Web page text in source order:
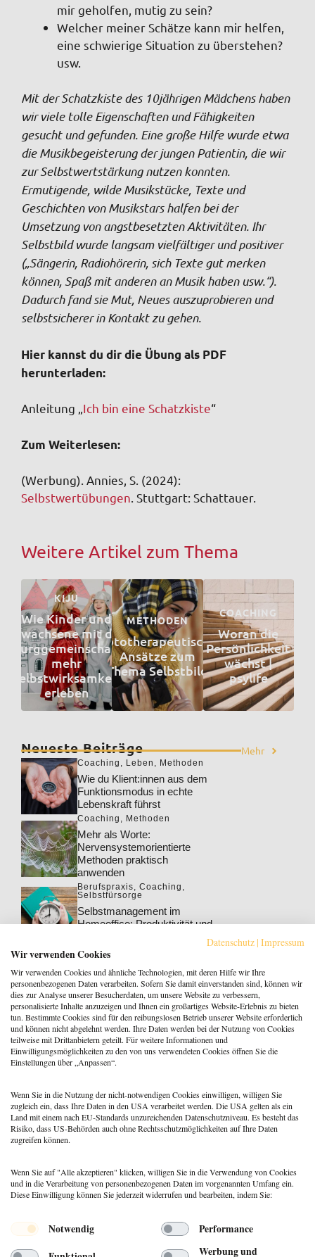
mir geholfen, mutig zu sein?
Welcher meiner Schätze kann mir helfen,
eine schwierige Situation zu überstehen?
usw.
Mit der Schatzkiste des 10jährigen Mädchens haben
wir viele tolle Eigenschaften und Fähigkeiten
gesucht und gefunden. Eine große Hilfe wurde etwa
die Musikbegeisterung der jungen Patientin, die wir
zur Selbstwertstärkung nutzen konnten.
Ermutigende, wilde Musikstücke, Texte und
Geschichten von Musikstars halfen bei der
Umsetzung von angstbesetzten Aktivitäten. Ihr
Selbstbild wurde langsam vielfältiger und positiver
(„Sängerin, Radiohörerin, sich Texte gut merken
können, Spaß mit anderen an Musik haben usw.“).
Dadurch fand sie Mut, Neues auszuprobieren und
selbstsicherer in Kontakt zu gehen.
Hier kannst du dir die Übung als PDF
herunterladen:
Anleitung „Ich bin eine Schatzkiste“
Zum Weiterlesen:
(Werbung). Annies, S. (2024):
Selbstwertübungen. Stuttgart: Schattauer.
Weitere Artikel zum Thema
KIJU
Wie Kinder und
Erwachsene mit der
„Burggemeinschaft“
mehr
Selbstwirksamkeit
erleben
METHODEN
Fototherapeutische
Ansätze zum
Thema Selbstbild
COACHING
Woran die
Persönlichkeit
wächst |
psylife
Neueste Beiträge Mehr
Coaching , Leben , Methoden
Wie du Klient:innen aus dem
Funktionsmodus in echte
Lebenskraft führst
Coaching , Methoden
Mehr als Worte:
Nervensystemorientierte
Methoden praktisch
anwenden
Berufspraxis, Coaching ,
Selbstfürsorge
Selbstmanagement im
Homeoffice: Produktivität und
Berufspraxis
Klarheit gewinnt: Gebucht
werden als Coach:in im KI-
Zeitalter
Berufspraxis
Patientenrechtegesetz: 5
typische Irrtümer im Fakten-
Check
Coaching
falschen Fragen? Zeit für ein
Repertoire-Update
Menü
© 2026 DEUTSCHER PSYCHOLOGEN
Datenschutz | Impressum
Wir verwenden Cookies
Wir verwenden Cookies und ähnliche Technologien, mit deren Hilfe wir Ihre
personenbezogenen Daten verarbeiten. Sofern Sie damit einverstanden sind, können wir
dies zur Analyse unserer Besucherdaten, um unsere Website zu verbessern,
personalisierte Inhalte anzuzeigen und Ihnen ein großartiges Website-Erlebnis zu bieten
tun. Bestimmte Cookies sind für den reibungslosen Betrieb unserer Website erforderlich
und können nicht abgelehnt werden. Ihre Daten werden bei der Nutzung von Cookies
teilweise mit Drittanbietern geteilt. Für weitere Informationen und
Einwilligungsmöglichkeiten zu den von uns verwendeten Cookies öffnen Sie die
Einstellungen über „Anpassen“.
Wenn Sie in die Nutzung der nicht-notwendigen Cookies einwilligen, willigen Sie
zugleich ein, dass Ihre Daten in den USA verarbeitet werden. Die USA gelten als ein
Land mit einem nach EU-Standards unzureichenden Datenschutzniveau. Es besteht das
Risiko, dass US-Behörden auch ohne Rechtsschutzmöglichkeiten auf Ihre Daten
zugreifen können.
Wenn Sie auf "Alle akzeptieren" klicken, willigen Sie in die Verwendung von Cookies
und in die Verarbeitung von personenbezogenen Daten im vorgenannten Umfang ein.
Diese Einwilligung können Sie jederzeit widerrufen und bearbeiten, indem Sie:
Notwendig
Performance
Werbung und